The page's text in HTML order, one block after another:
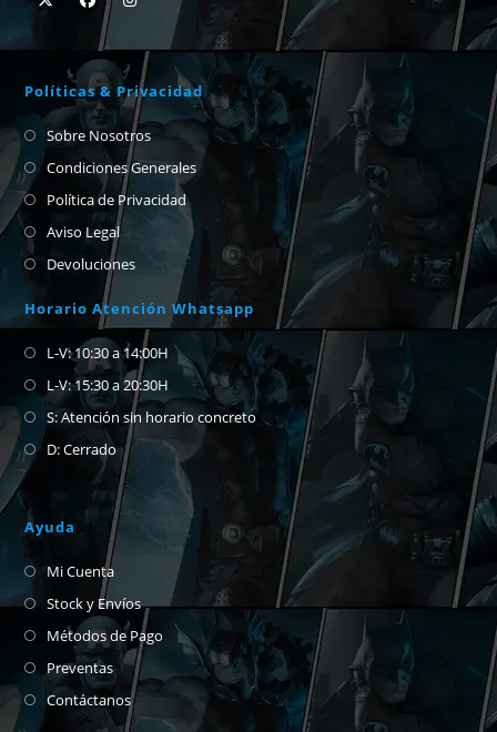
Políticas & Privacidad
Sobre Nosotros
Condiciones Generales
Política de Privacidad
Aviso Legal
Devoluciones
Horario Atención Whatsapp
L-V: 10:30 a 14:00H
L-V: 15:30 a 20:30H
S: Atención sin horario concreto
D: Cerrado
Ayuda
Mi Cuenta
Stock y Envíos
Métodos de Pago
Preventas
Contáctanos